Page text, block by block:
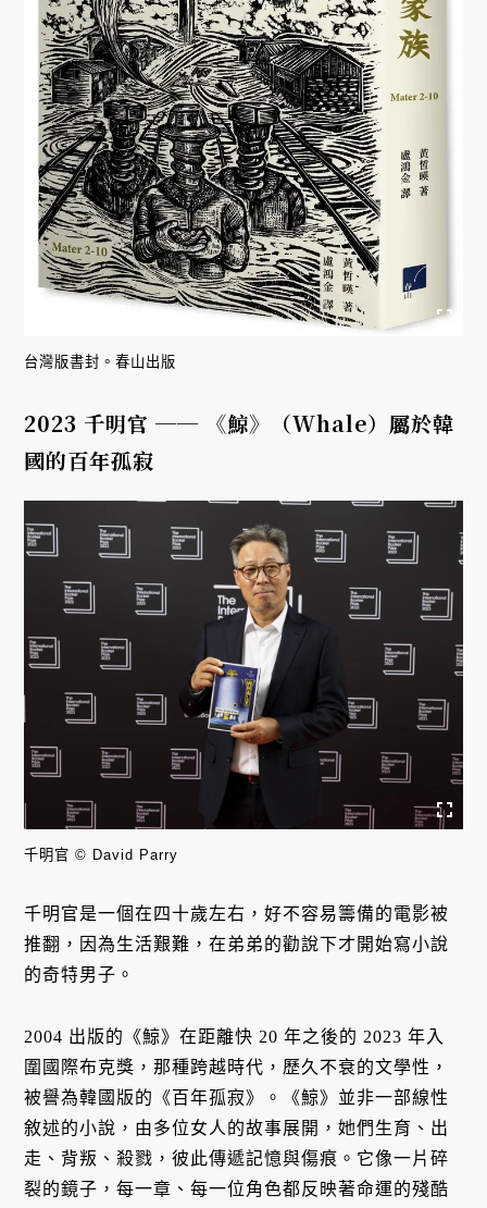
台灣版書封。春山出版
2023 千明官 ── 《鯨》（Whale）屬於韓
國的百年孤寂
千明官 © David Parry
千明官是一個在四十歲左右，好不容易籌備的電影被
推翻，因為生活艱難，在弟弟的勸說下才開始寫小說
的奇特男子。
2004 出版的《鯨》在距離快 20 年之後的 2023 年入
圍國際布克獎，那種跨越時代，歷久不衰的文學性，
被譽為韓國版的《百年孤寂》。《鯨》並非一部線性
敘述的小說，由多位女人的故事展開，她們生育、出
走、背叛、殺戮，彼此傳遞記憶與傷痕。它像一片碎
裂的鏡子，每一章、每一位角色都反映著命運的殘酷